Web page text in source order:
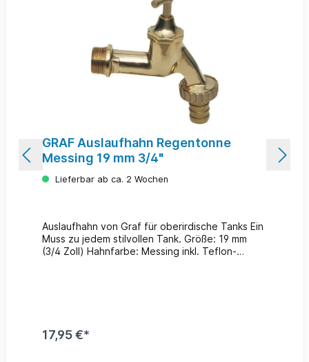
GRAF Auslaufhahn Regentonne
Messing 19 mm 3/4"
Lieferbar ab ca. 2 Wochen
Auslaufhahn von Graf für oberirdische Tanks Ein
Muss zu jedem stilvollen Tank. Größe: 19 mm
(3/4 Zoll) Hahnfarbe: Messing inkl. Teflon-
Amphore Antik Wand-Amphore Sunda Wand-
17,95 €*